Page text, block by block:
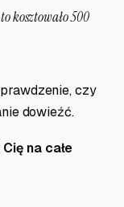
kosztowało 500
czy
dowieźć.
na całe